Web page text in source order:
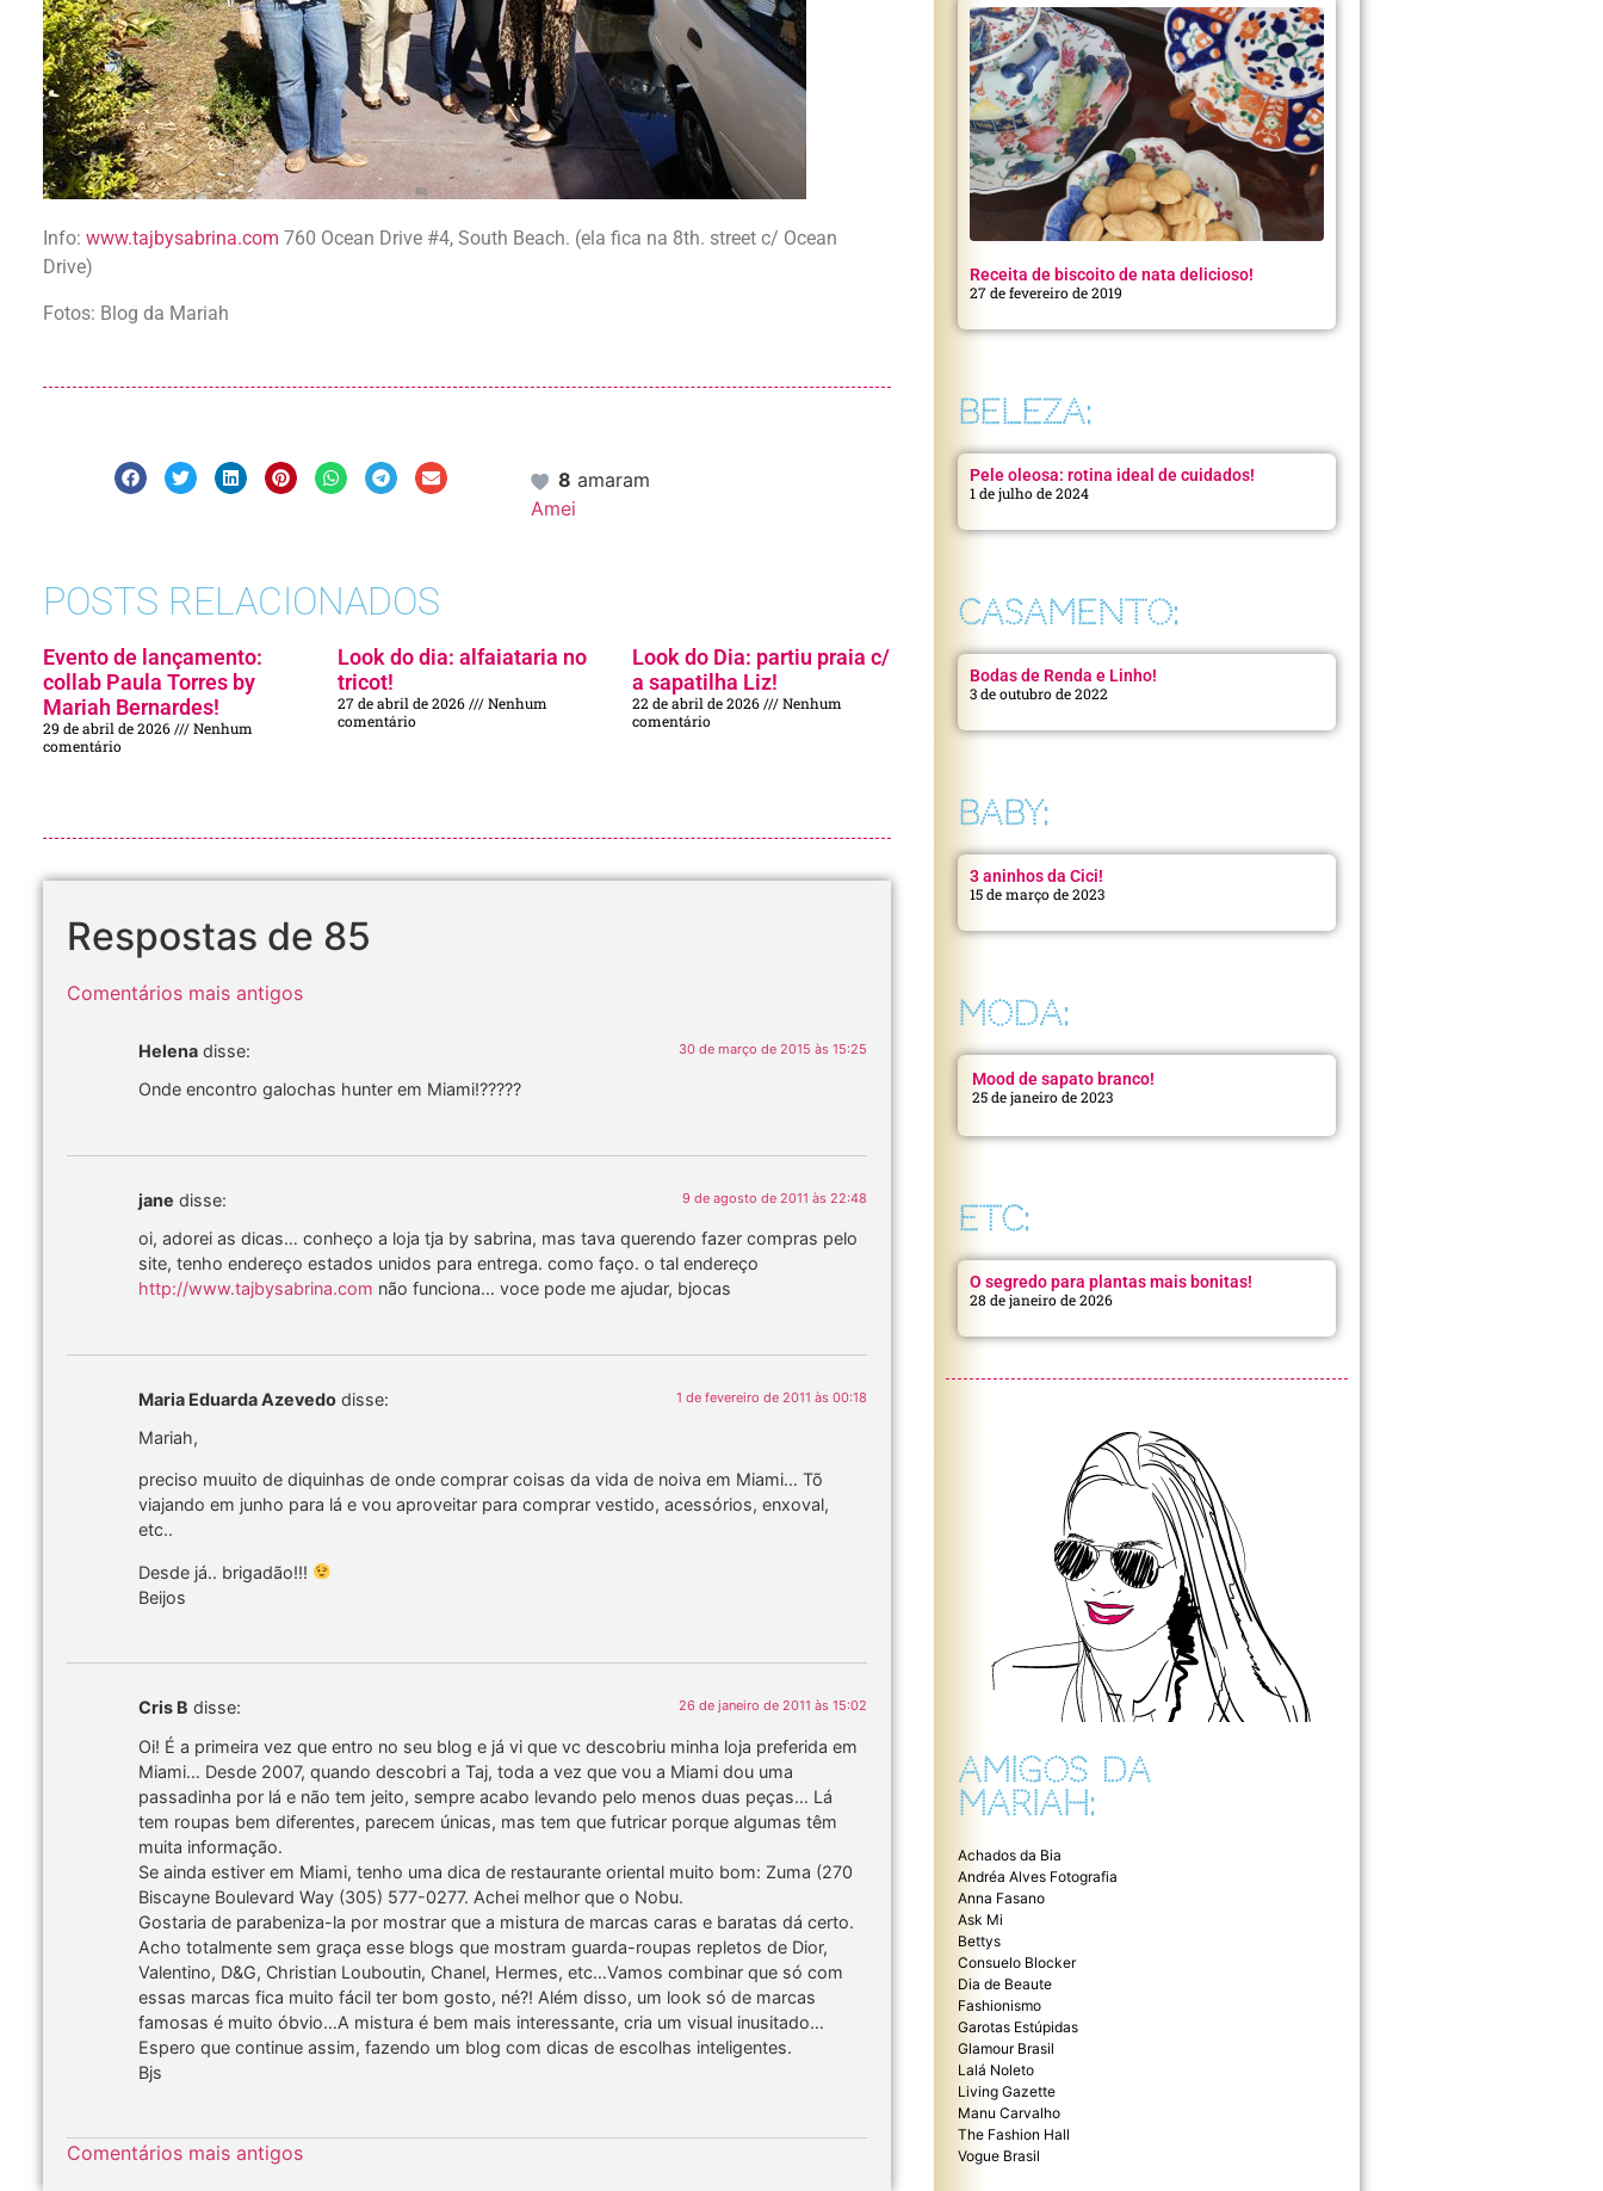
Info: www.tajbysabrina.com 760 Ocean Drive #4, South Beach. (ela fica na 8th. street c/ Ocean
Drive)
Fotos: Blog da Mariah
8 amaram
Amei
POSTS RELACIONADOS
Evento de lançamento:
collab Paula Torres by
Mariah Bernardes!
29 de abril de 2026
Nenhum
comentário
Look do dia: alfaiataria no
tricot!
27 de abril de 2026
Nenhum
comentário
Look do Dia: partiu praia c/
a sapatilha Liz!
22 de abril de 2026
Nenhum
comentário
Respostas de 85
Comentários mais antigos
Helena disse: 30 de março de 2015 às 15:25
Onde encontro galochas hunter em Miami!?????
jane disse: 9 de agosto de 2011 às 22:48
oi, adorei as dicas… conheço a loja tja by sabrina, mas tava querendo fazer compras pelo
site, tenho endereço estados unidos para entrega. como faço. o tal endereço
http://www.tajbysabrina.com não funciona… voce pode me ajudar, bjocas
Maria Eduarda Azevedo disse: 1 de fevereiro de 2011 às 00:18
Mariah,
preciso muuito de diquinhas de onde comprar coisas da vida de noiva em Miami… Tõ
viajando em junho para lá e vou aproveitar para comprar vestido, acessórios, enxoval,
etc..
Desde já.. brigadão!!!
Beijos
Cris B disse: 26 de janeiro de 2011 às 15:02
Oi! É a primeira vez que entro no seu blog e já vi que vc descobriu minha loja preferida em
Miami… Desde 2007, quando descobri a Taj, toda a vez que vou a Miami dou uma
passadinha por lá e não tem jeito, sempre acabo levando pelo menos duas peças… Lá
tem roupas bem diferentes, parecem únicas, mas tem que futricar porque algumas têm
muita informação.
Se ainda estiver em Miami, tenho uma dica de restaurante oriental muito bom: Zuma (270
Biscayne Boulevard Way (305) 577-0277. Achei melhor que o Nobu.
Gostaria de parabeniza-la por mostrar que a mistura de marcas caras e baratas dá certo.
Acho totalmente sem graça esse blogs que mostram guarda-roupas repletos de Dior,
Valentino, D&G, Christian Louboutin, Chanel, Hermes, etc…Vamos combinar que só com
essas marcas fica muito fácil ter bom gosto, né?! Além disso, um look só de marcas
famosas é muito óbvio…A mistura é bem mais interessante, cria um visual inusitado…
Espero que continue assim, fazendo um blog com dicas de escolhas inteligentes.
Bjs
Comentários mais antigos
Receita de biscoito de nata delicioso!
27 de fevereiro de 2019
BELEZA:
Pele oleosa: rotina ideal de cuidados!
1 de julho de 2024
CASAMENTO:
Bodas de Renda e Linho!
3 de outubro de 2022
BABY:
3 aninhos da Cici!
15 de março de 2023
MODA:
Mood de sapato branco!
25 de janeiro de 2023
ETC:
O segredo para plantas mais bonitas!
28 de janeiro de 2026
AMIGOS DA
MARIAH:
Achados da Bia
Andréa Alves Fotografia
Anna Fasano
Ask Mi
Bettys
Consuelo Blocker
Dia de Beaute
Fashionismo
Garotas Estúpidas
Glamour Brasil
Lalá Noleto
Living Gazette
Manu Carvalho
The Fashion Hall
Vogue Brasil